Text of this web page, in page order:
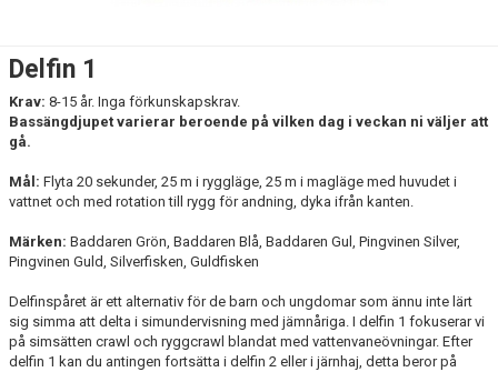
BLÄCKFISKEN
GULDFISKEN
JÄRNHAJEN
GULDHAJEN
Delfin 1
Krav: 8-15 år. Inga förkunskapskrav.
Bassängdjupet varierar beroende på vilken dag i veckan ni väljer att
gå.
Mål: Flyta 20 sekunder, 25 m i ryggläge, 25 m i magläge med huvudet i
vattnet och med rotation till rygg för andning, dyka ifrån kanten.
Märken: Baddaren Grön, Baddaren Blå, Baddaren Gul, Pingvinen Silver,
Pingvinen Guld, Silverfisken, Guldfisken
Delfinspåret är ett alternativ för de barn och ungdomar som ännu inte lärt
sig simma att delta i simundervisning med jämnåriga. I delfin 1 fokuserar vi
på simsätten crawl och ryggcrawl blandat med vattenvaneövningar. Efter
delfin 1 kan du antingen fortsätta i delfin 2 eller i järnhaj, detta beror på